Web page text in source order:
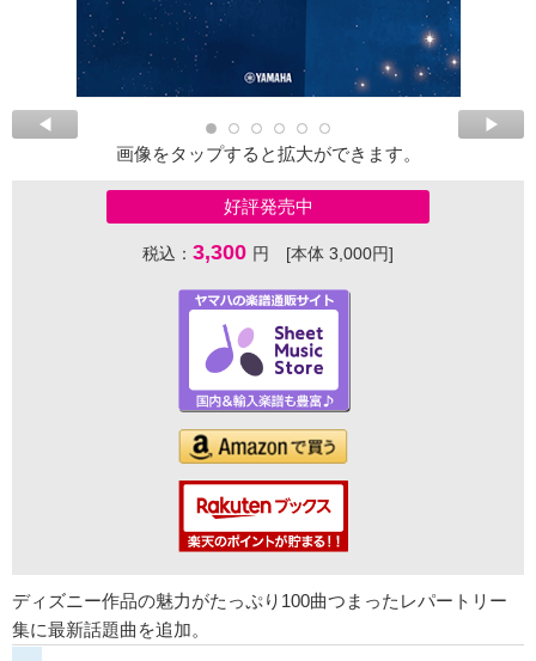
画像をタップすると拡大ができます。
好評発売中
税込： 3,300 円 [本体 3,000円]
ディズニー作品の魅力がたっぷり100曲つまったレパートリー
集に最新話題曲を追加。